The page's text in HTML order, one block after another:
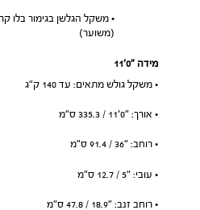
(משוער)
מידה ״0׳11
• משקל גולש מתאים: עד 140 ק”ג
• אורך: ״0׳11 / 335.3 ס”מ
• רוחב: ״36 / 91.4 ס”מ
• עובי: ״5 / 12.7 ס”מ
• רוחב זנב: ״18.9 / 47.8 ס”מ